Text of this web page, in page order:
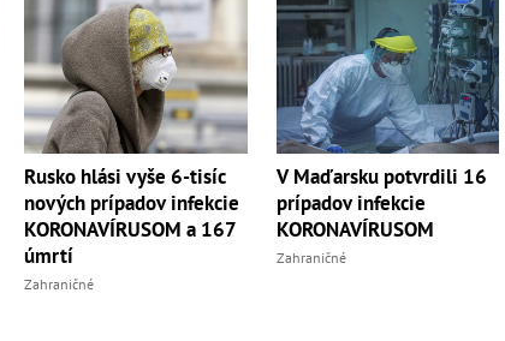
Rusko hlási vyše 6-tisíc
nových prípadov infekcie
KORONAVÍRUSOM a 167
úmrtí
Zahraničné
V Maďarsku potvrdili 16
prípadov infekcie
KORONAVÍRUSOM
Zahraničné